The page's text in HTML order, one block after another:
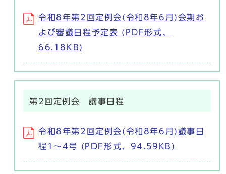
令和8年第2回定例会(令和8年6月)会期お
よび審議日程予定表 (PDF形式、
66.18KB)
第2回定例会 議事日程
令和8年第2回定例会(令和8年6月)議事日
程1～4号 (PDF形式、94.59KB)